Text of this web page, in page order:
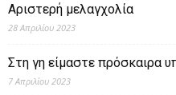
Αριστερή μελαγχολία
28 Απριλίου 2023
Στη γη είμαστε πρόσκαιρα
7 Απριλίου 2023